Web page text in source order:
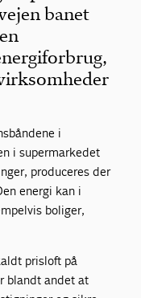
banet
i
i supermarkedet
produceres der
energi kan i
boliger,
prisloft på
blandt andet at